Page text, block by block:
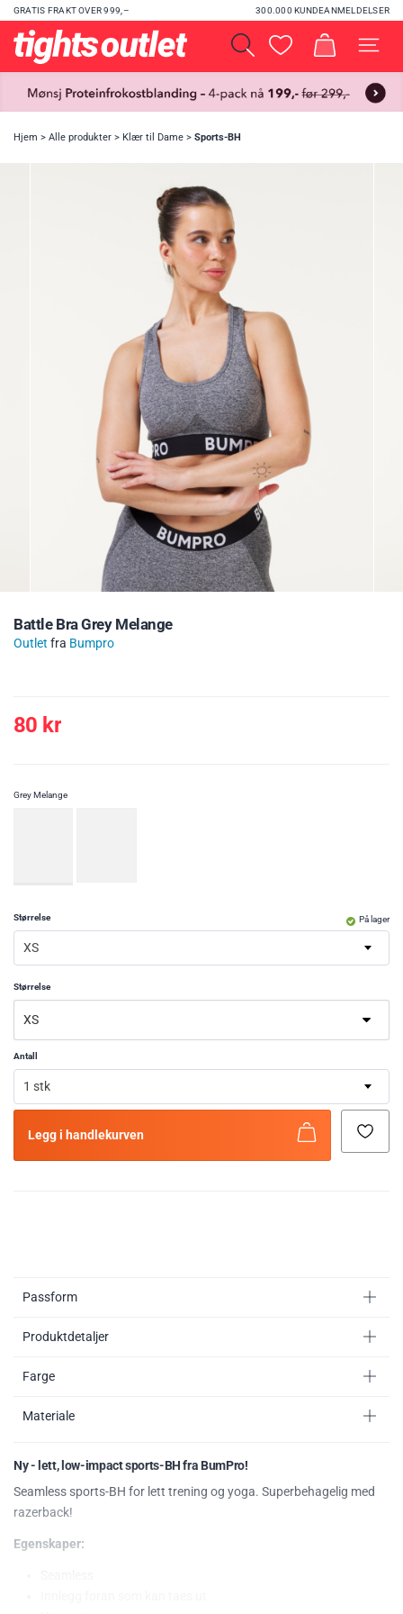
GRATIS FRAKT OVER 999,– 300.000 KUNDEANMELDELSER
Hjem > Alle produkter > Klær til Dame > Sports-BH
Battle Bra Grey Melange
Outlet fra Bumpro
80 kr
Grey Melange
Størrelse
XS
Størrelse
På lager
Antall
1 stk
Legg i handlekurven
Passform
Produktdetaljer
Farge
Materiale
Ny - lett, low-impact sports-BH fra BumPro!
Seamless sports-BH for lett trening og yoga. Superbehagelig med
razerback!
Egenskaper: